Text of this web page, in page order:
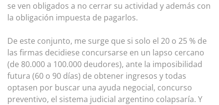
se ven obligados a no cerrar su actividad y además con
la obligación impuesta de pagarlos.
De este conjunto, me surge que si solo el 20 o 25 % de
las firmas decidiese concursarse en un lapso cercano
(de 80.000 a 100.000 deudores), ante la imposibilidad
futura (60 o 90 días) de obtener ingresos y todas
optasen por buscar una ayuda negocial, concurso
preventivo, el sistema judicial argentino colapsaría. Y